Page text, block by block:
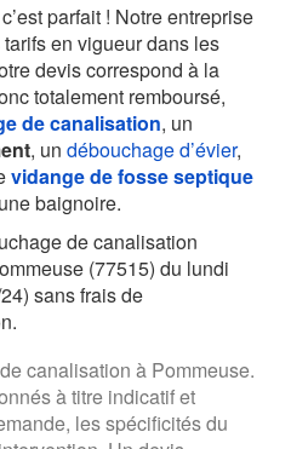
parfait ! Notre entreprise
en vigueur dans les
devis correspond à la
totalement remboursé,
de canalisation, un
, un débouchage d’évier,
vidange de fosse septique
baignoire.
de canalisation
(77515) du lundi
sans frais de
canalisation à Pommeuse.
à titre indicatif et
les spécificités du